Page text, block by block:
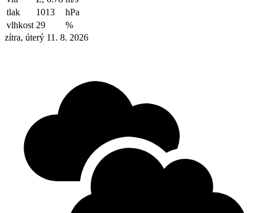
tlak
1013
hPa
vlhkost 29
%
zítra, úterý 11. 8. 2026